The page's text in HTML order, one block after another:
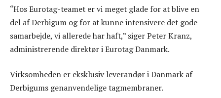
“Hos Eurotag-teamet er vi meget glade for at blive en
del af Derbigum og for at kunne intensivere det gode
samarbejde, vi allerede har haft,” siger Peter Kranz,
administrerende direktør i Eurotag Danmark.
Virksomheden er eksklusiv leverandør i Danmark af
Derbigums genanvendelige tagmembraner.